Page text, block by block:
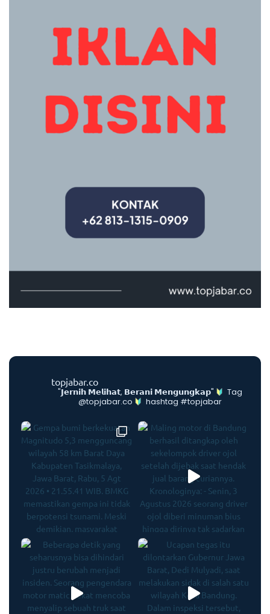
topjabar.co
"𝗝𝗲𝗿𝗻𝗶𝗵 𝗠𝗲𝗹𝗶𝗵𝗮𝘁, 𝗕𝗲𝗿𝗮𝗻𝗶 𝗠𝗲𝗻𝗴𝘂𝗻𝗴𝗸𝗮𝗽"
Tag
@topjabar.co
hashtag #topjabar